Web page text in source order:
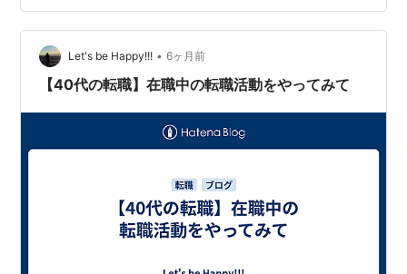
職務経歴書のチェックについて 今後について リクルート
エージェントのキャリアアドバイザーと面談 これまでは
dodaのみで活動していましたが、 少し違った角度で話を
聞いたりしてみたい…
Let's be Happy!!! • 6ヶ月前
【40代の転職】在職中の転職活動をやってみて